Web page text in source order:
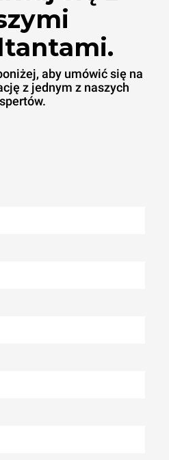
aby umówić się na
z jednym z naszych